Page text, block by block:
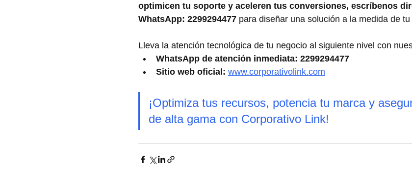
optimicen tu soporte y aceleren tus conversiones, escríbenos
WhatsApp: 2299294477 para diseñar una solución a la medida de
Lleva la atención tecnológica de tu negocio al siguiente nivel con
WhatsApp de atención inmediata: 2299294477
Sitio web oficial: www.corporativolink.com
¡Optimiza tus recursos, potencia tu marca y
de alta gama con Corporativo Link!